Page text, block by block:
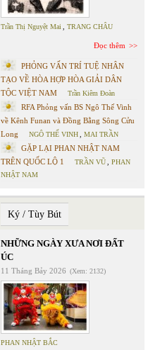
Trần Thị Nguyệt Mai TRANG CHÂU
Đọc thêm
PHỎNG VẤN TRÍ TUỆ NHÂN
TẠO VỀ HÒA HỢP HÒA GIẢI DÂN
TỘC VIỆT NAM
Trần Kiêm Đoàn
RFA Phỏng vấn BS Ngô Thế Vinh
về Kênh Funan và Đồng Bằng Sông Cửu
Long
NGÔ THẾ VINH MAI TRẦN
GẶP LẠI PHAN NHẬT NAM
TRÊN QUỐC LỘ 1
TRẦN VŨ
PHAN
NHẬT NAM
Ký / Tùy Bút
NHỮNG NGÀY XƯA NƠI ĐẤT
ÚC
11 Tháng Bảy 2026 (Xem: 2132)
PHAN NHẬT BẮC